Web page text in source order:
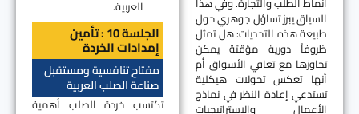
السياق يبرز تساؤل جوهري حول
طبيعة هذه التحديات: هل تمثل
ظروفاً دورية مؤقتة يمكن
تجاوزها مع تعافي الأسواق أم
أنها تعكس تحولات هيكلية
تستدعي إعادة النظر في نماذج
الأعمال والاستراتيجيات
العربية.
الجلسة 10 : تأمين
إمدادات الخردة
مفتاح تنافسية ومستقبل
صناعة الصلب العربية
تكتسب خردة الصلب أهمية